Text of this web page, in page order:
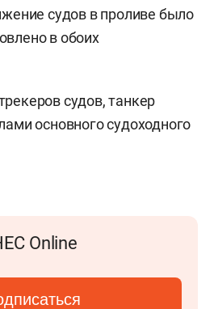
судов в проливе было
в обоих
судов, танкер
основного судоходного
Online